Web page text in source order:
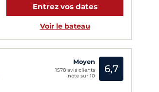
Entrez vos dates
Voir le bateau
Moyen
1578 avis clients
note sur 10
6,7